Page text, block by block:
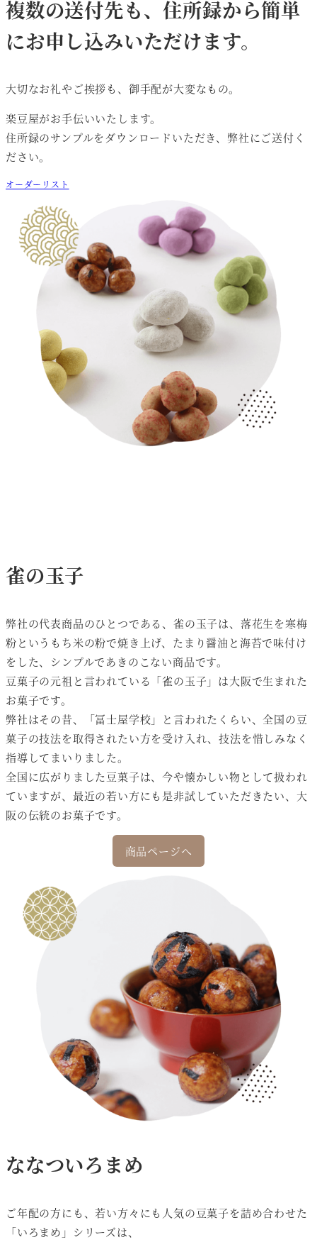
複数の送付先も、住所録から簡単
にお申し込みいただけます。
大切なお礼やご挨拶も、御手配が大変なもの。
楽豆屋がお手伝いいたします。
住所録のサンプルをダウンロードいただき、弊社にご送付く
ださい。
オーダーリスト
雀の玉子
弊社の代表商品のひとつである、雀の玉子は、落花生を寒梅
粉というもち米の粉で焼き上げ、たまり醤油と海苔で味付け
をした、シンプルであきのこない商品です。
豆菓子の元祖と言われている「雀の玉子」は大阪で生まれた
お菓子です。
弊社はその昔、「冨士屋学校」と言われたくらい、全国の豆
菓子の技法を取得されたい方を受け入れ、技法を惜しみなく
指導してまいりました。
全国に広がりました豆菓子は、今や懐かしい物として扱われ
ていますが、最近の若い方にも是非試していただきたい、大
阪の伝統のお菓子です。
商品ページへ
ななついろまめ
ご年配の方にも、若い方々にも人気の豆菓子を詰め合わせた
「いろまめ」シリーズは、